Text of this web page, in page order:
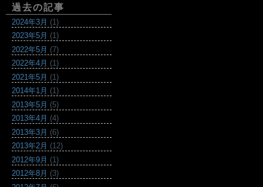
過去の記事
2024年3月 (1)
2023年5月 (1)
2022年5月 (7)
2022年4月 (1)
2021年5月 (1)
2014年1月 (1)
2013年5月 (5)
2013年4月 (4)
2013年3月 (6)
2013年2月 (12)
2012年9月 (1)
2012年8月 (3)